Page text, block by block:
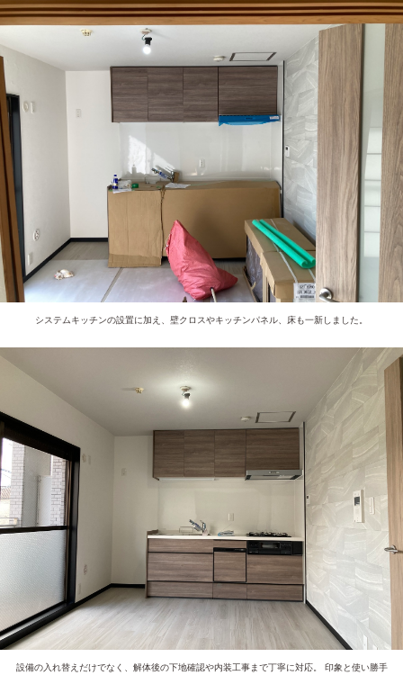
システムキッチンの設置に加え、壁クロスやキッチンパネル、床も一新しました。
設備の入れ替えだけでなく、解体後の下地確認や内装工事まで丁寧に対応。 印象と使い勝手